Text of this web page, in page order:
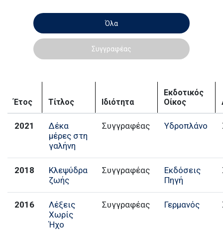
Όλα
Συγγραφέας
Έτος Τίτλος Ιδιότητα
Εκδοτικός
Οίκος
2021
Δέκα
μέρες στη
γαλήνη
Συγγραφέας Υδροπλάνο
2018
Κλεψύδρα
ζωής
Συγγραφέας
Εκδόσεις
Πηγή
2016
Λέξεις
Χωρίς
Ήχο
Συγγραφέας Γερμανός